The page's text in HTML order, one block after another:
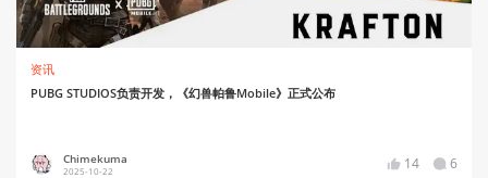
资讯
PUBG STUDIOS负责开发，《幻兽帕鲁Mobile》正式公布
Chimekuma
2025-10-22 14 6